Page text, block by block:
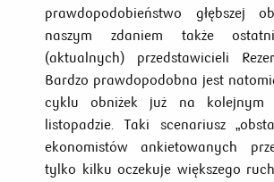
prawdopodobieństwo głębszej
naszym zdaniem także
(aktualnych) przedstawicieli
Bardzo prawdopodobna jest
cyklu obniżek już na kolejnym
listopadzie. Taki scenariusz
ekonomistów ankietowanych
tylko kilku oczekuje większego